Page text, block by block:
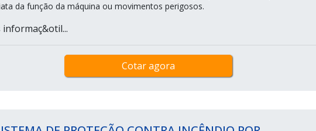
da função da máquina ou movimentos perigosos.
informaç&otil...
Cotar agora